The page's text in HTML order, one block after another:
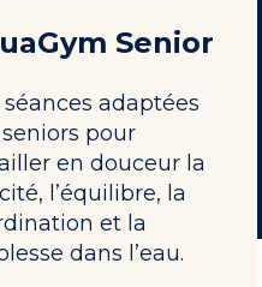
Senior
séances adaptées
pour
en douceur la
l’équilibre, la
et la
dans l’eau.